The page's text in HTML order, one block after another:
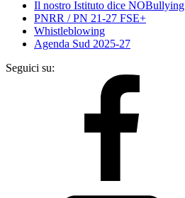
Il nostro Istituto dice NOBullying
PNRR / PN 21-27 FSE+
Whistleblowing
Agenda Sud 2025-27
Seguici su: